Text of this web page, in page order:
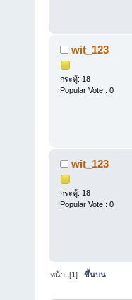
wit_123
กระทู้: 18
Popular Vote : 0
wit_123
กระทู้: 18
Popular Vote : 0
หน้า: [1]ขึ้นบน